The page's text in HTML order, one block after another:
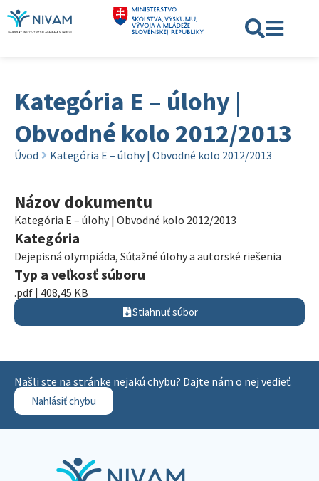
Kategória E – úlohy |
Obvodné kolo 2012/2013
Úvod Kategória E – úlohy | Obvodné kolo 2012/2013
Názov dokumentu
Kategória E – úlohy | Obvodné kolo 2012/2013
Kategória
Dejepisná olympiáda, Súťažné úlohy a autorské riešenia
Typ a veľkosť súboru
.pdf | 408,45 KB
Stiahnuť súbor
Našli ste na stránke nejakú chybu? Dajte nám o nej vedieť.
Nahlásiť chybu